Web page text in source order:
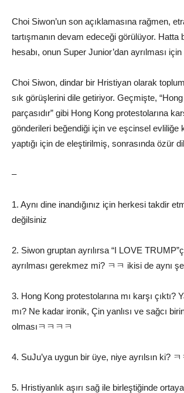
Choi Siwon’un son açıklamasına rağmen,
tartışmanın devam edeceği görülüyor. Hatta
hesabı, onun Super Junior’dan ayrılması
Choi Siwon, dindar bir Hristiyan olarak
sık görüşlerini dile getiriyor. Geçmişte,
parçasıdır” gibi Hong Kong protestolarına
gönderileri beğendiği için ve eşcinsel evliliğe
yaptığı için de eleştirilmiş, sonrasında özür
–
1. Aynı dine inandığınız için herkesi takdir
değilsiniz
2. Siwon gruptan ayrılırsa “I LOVE
ayrılması gerekmez mi? ㅋㅋ ikisi de aynı
3. Hong Kong protestolarına mı karşı çıktı?
mı? Ne kadar ironik, Çin yanlısı ve sağcı
olmasıㅋㅋㅋㅋ
4. SuJu’ya uygun bir üye, niye ayrılsın ki? ㅋ
5. Hristiyanlık aşırı sağ ile birleştiğinde